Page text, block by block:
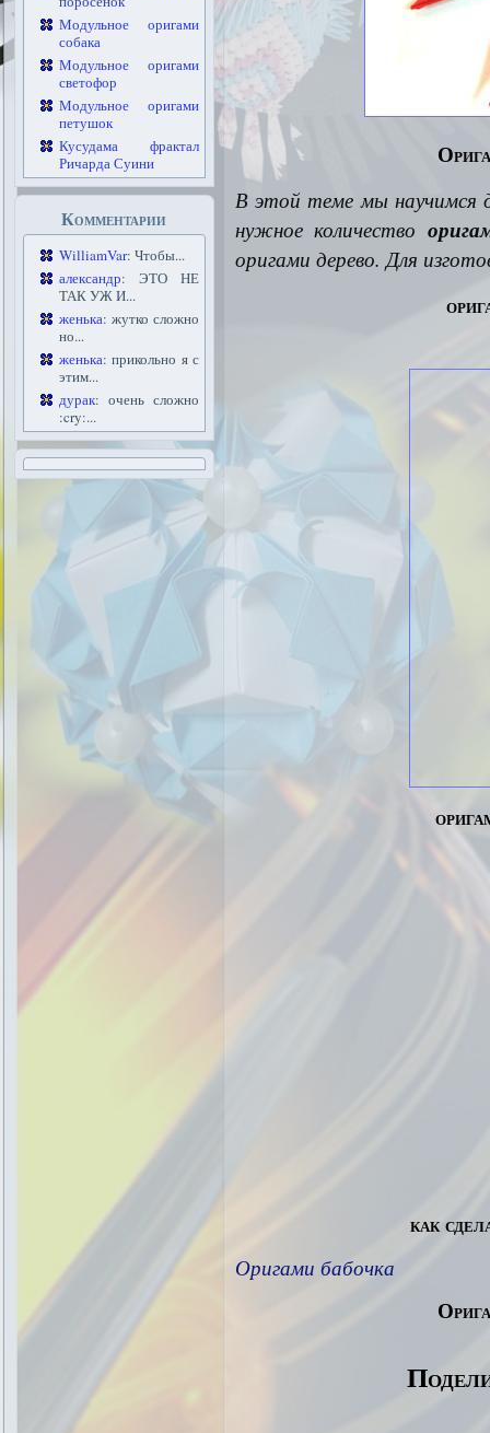
Модульное оригами
собака
Модульное оригами
светофор
Модульное оригами
петушок
Кусудама фрактал
Ричарда Суини
Комментарии
WilliamVar: Чтобы...
александр: ЭТО НЕ
ТАК УЖ И...
женька: жутко сложно
но...
женька: прикольно я с
этим...
дурак: очень сложно
:cry:...
В этой теме мы научимся
нужное количество
оригами дерево. Для
как
Оригами бабочка